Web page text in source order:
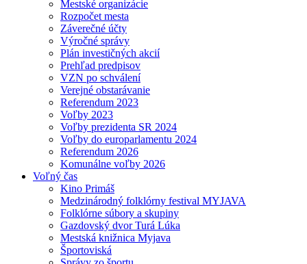
Mestské organizácie
Rozpočet mesta
Záverečné účty
Výročné správy
Plán investičných akcií
Prehľad predpisov
VZN po schválení
Verejné obstarávanie
Referendum 2023
Voľby 2023
Voľby prezidenta SR 2024
Voľby do europarlamentu 2024
Referendum 2026
Komunálne voľby 2026
Voľný čas
Kino Primáš
Medzinárodný folklórny festival MYJAVA
Folklórne súbory a skupiny
Gazdovský dvor Turá Lúka
Mestská knižnica Myjava
Športoviská